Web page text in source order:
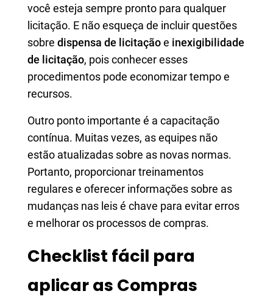
você esteja sempre pronto para qualquer
licitação. E não esqueça de incluir questões
sobre dispensa de licitaçãoe inexigibilidade
de licitação, pois conhecer esses
procedimentos pode economizar tempo e
recursos.
Outro ponto importante é a capacitação
contínua. Muitas vezes, as equipes não
estão atualizadas sobre as novas normas.
Portanto, proporcionar treinamentos
regulares e oferecer informações sobre as
mudanças nas leis é chave para evitar erros
e melhorar os processos de compras.
Checklist fácil para
aplicar as Compras